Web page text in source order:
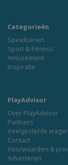
Categorieën
Speeltuinen
Sport & Fitness
Amusement
Inspiratie
PlayAdvisor
Over PlayAdvisor
Partners
Veelgestelde
Contact
Voorwaarden &
Adverteren